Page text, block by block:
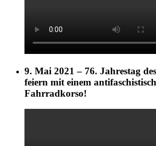
9. Mai 2021 – 76. Jahrestag
feiern mit einem
Fahrradkorso!